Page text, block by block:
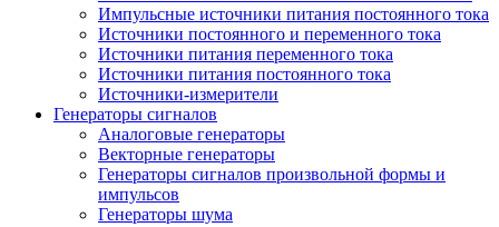
Импульсные источники питания постоянного тока
Источники постоянного и переменного тока
Источники питания переменного тока
Источники питания постоянного тока
Источники-измерители
Генераторы сигналов
Аналоговые генераторы
Векторные генераторы
Генераторы сигналов произвольной формы и
импульсов
Генераторы шума